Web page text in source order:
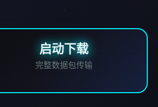
启动下载
完整数据包传输